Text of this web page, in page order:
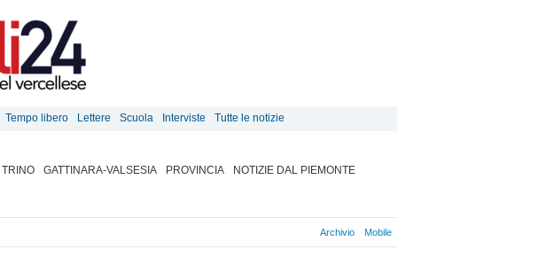
Tempo libero Lettere Scuola Interviste
Tutte le notizie
TRINO GATTINARA-VALSESIA PROVINCIA
NOTIZIE DAL PIEMONTE
Archivio Mobile